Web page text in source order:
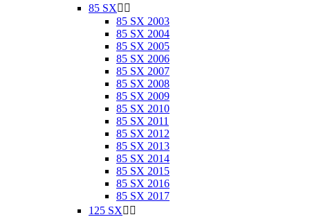
85 SX 
85 SX 2003
85 SX 2004
85 SX 2005
85 SX 2006
85 SX 2007
85 SX 2008
85 SX 2009
85 SX 2010
85 SX 2011
85 SX 2012
85 SX 2013
85 SX 2014
85 SX 2015
85 SX 2016
85 SX 2017
125 SX 